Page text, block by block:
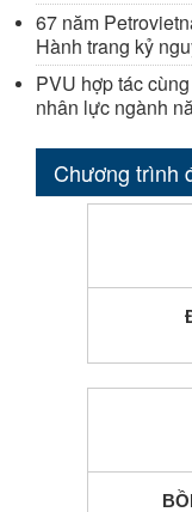
67 năm
Hành trang kỷ
PVU hợp tác
nhân lực ngành
Chương trình